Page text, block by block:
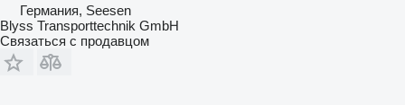
Германия, Seesen
Blyss Transporttechnik GmbH
Связаться с продавцом